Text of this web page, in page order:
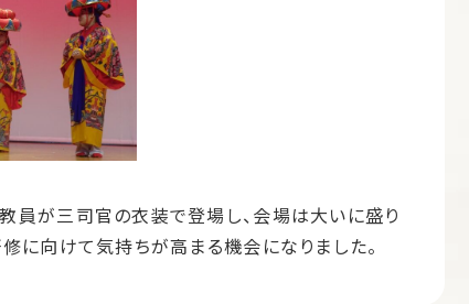
員が三司官の衣装で登場し、会場は大いに盛り
に向けて気持ちが高まる機会になりました。